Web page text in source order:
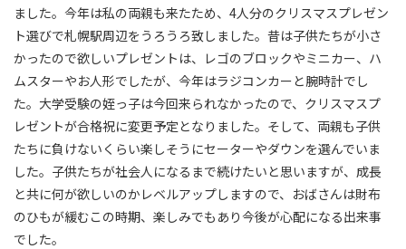
ました。今年は私の両親も来たため、4人分のクリスマスプレゼン
ト選びで札幌駅周辺をうろうろ致しました。昔は子供たちが小さ
かったので欲しいプレゼントは、レゴのブロックやミニカー、ハ
ムスターやお人形でしたが、今年はラジコンカーと腕時計でし
た。大学受験の姪っ子は今回来られなかったので、クリスマスプ
レゼントが合格祝に変更予定となりました。そして、両親も子供
たちに負けないくらい楽しそうにセーターやダウンを選んでいま
した。子供たちが社会人になるまで続けたいと思いますが、成長
と共に何が欲しいのかレベルアップしますので、おばさんは財布
のひもが緩むこの時期、楽しみでもあり今後が心配になる出来事
でした。